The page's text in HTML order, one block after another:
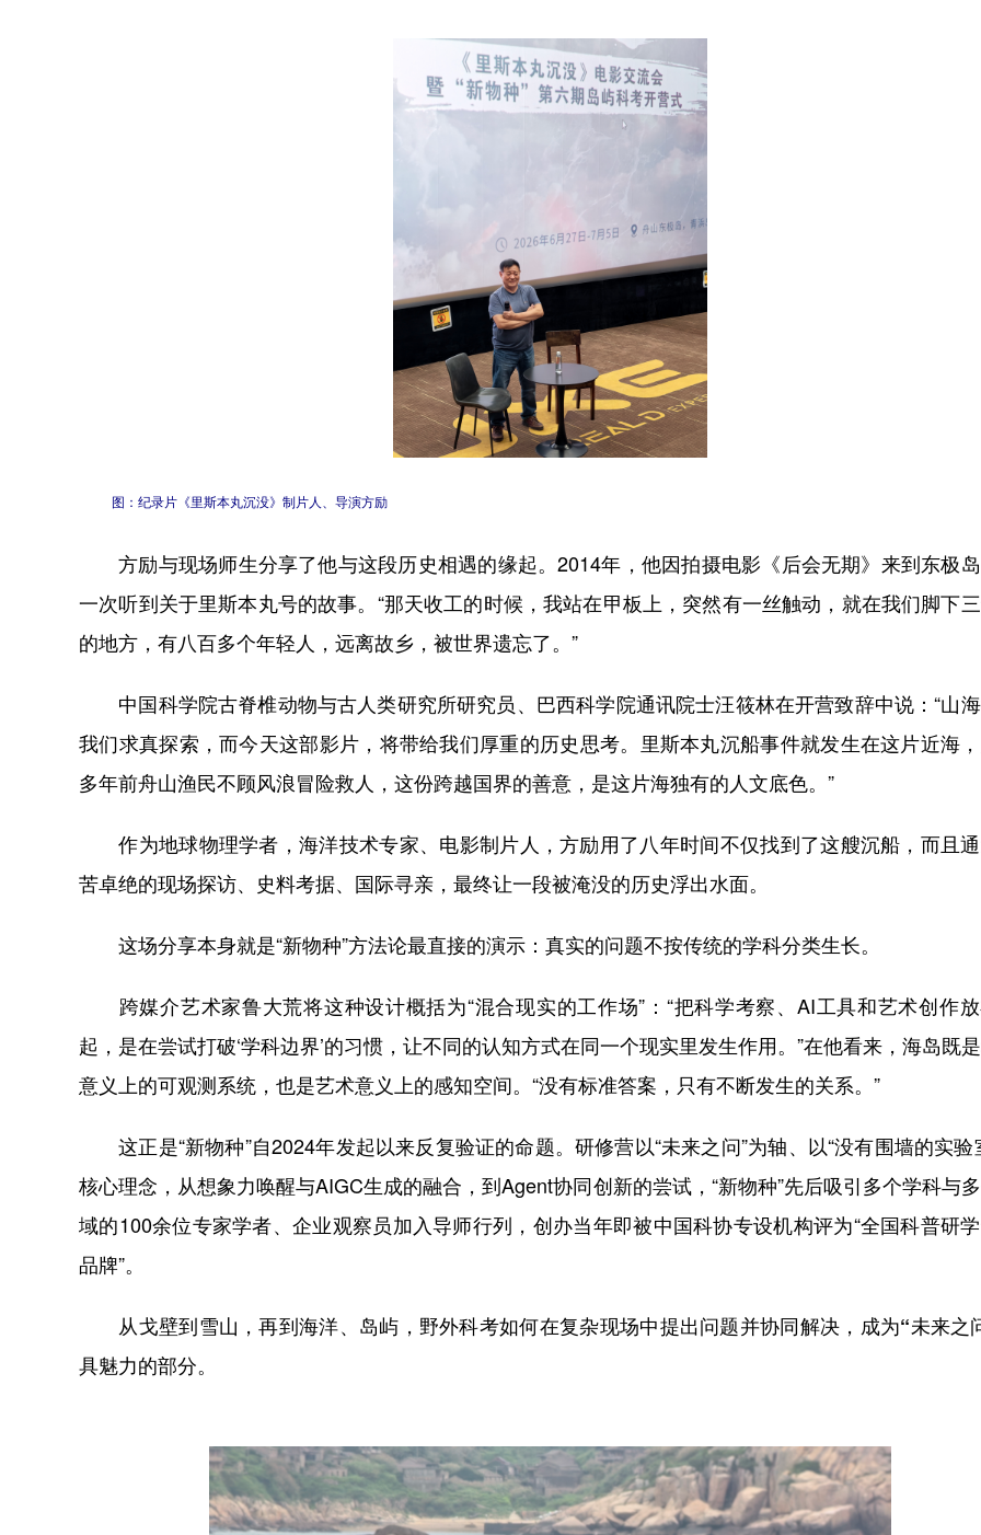
图：纪录片《里斯本丸沉没》制片人、导演方励
方励与现场师生分享了他与这段历史相遇的缘起。2014年，他因拍摄电影《后会无期》来到东极
一次听到关于里斯本丸号的故事。“那天收工的时候，我站在甲板上，突然有一丝触动，就在我们脚下
的地方，有八百多个年轻人，远离故乡，被世界遗忘了。”
中国科学院古脊椎动物与古人类研究所研究员、巴西科学院通讯院士汪筱林在开营致辞中说：“山
我们求真探索，而今天这部影片，将带给我们厚重的历史思考。里斯本丸沉船事件就发生在这片近海，
多年前舟山渔民不顾风浪冒险救人，这份跨越国界的善意，是这片海独有的人文底色
。”
作为地球物理学者，海洋技术专家、电影制片人，方励用了八年时间不仅找到了这艘沉船，而且
苦卓绝的现场探访、史料考据、国际寻亲，最终让一段被淹没的历史浮出水面。
这场分享本身就是“新物种”方法论最直接的演示：真实的问题不按传统的学科分类生长。
跨媒介艺术家鲁大荒将这种设计概括为“混合现实的工作场”：“把科学考察、AI工具和艺术创作
起，是在尝试打破‘学科边界’的习惯，让不同的认知方式在同一个现实里发生作用。”在他看来，海岛既
意义上的可观测系统，也是艺术意义上的感知空间。“没有标准答案，只有不断发生的关系。”
这正是“新物种”自2024年发起以来反复验证的命题。研修营以“未来之问”为轴、以“没有围墙的实验
核心理念，从想象力唤醒与AIGC生成的融合，到Agent协同创新的尝试，“新物种”先后吸引多个学科与
域的100余位专家学者、企业观察员加入导师行列，创办当年即被中国科协专设机构评为“全国科普研
品牌”。
从戈壁到雪山，再到海洋、岛屿， 野外科考如何在复杂现场中提出问题并协同解决
成为“未来之
具魅力的部分。